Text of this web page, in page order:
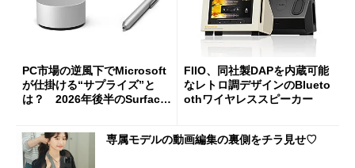
PC市場の逆風下でMicrosoft
が仕掛ける“サプライズ”と
は？ 2026年後半のSurface
FIIO、同社製DAPを内蔵可能
なレトロ調デザインのBlueto
othワイヤレススピーカー
専属モデルの動画編集の裏側をチラ見せ♡